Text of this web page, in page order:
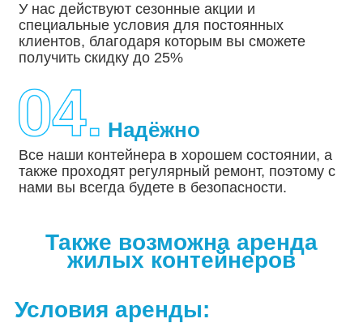
У нас действуют сезонные акции и
специальные условия для постоянных
клиентов, благодаря которым вы сможете
получить скидку до 25%
Надёжно
Все наши контейнера в хорошем состоянии, а
также проходят регулярный ремонт, поэтому с
нами вы всегда будете в безопасности.
Также возможна аренда
жилых контейнеров
Условия аренды: